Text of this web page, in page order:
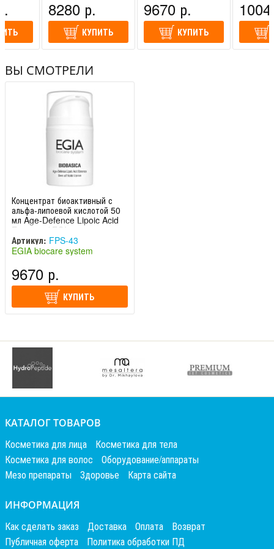
8280 р.
КУПИТЬ
9670 р.
КУПИТЬ
ВЫ СМОТРЕЛИ
Концентрат биоактивный с
альфа-липоевой кислотой 50
мл Age-Defence Lipoic Acid
Essence / EGI
Артикул: FPS-43
EGIA biocare system
9670 р.
КУПИТЬ
КАТАЛОГ ТОВАРОВ
Косметика для лица
Косметика для тела
Косметика для волос
Оборудование/аппараты
Мезо препараты
Здоровье Карта сайта
ИНФОРМАЦИЯ
Как сделать заказ Доставка Оплата
Возврат
Публичная оферта
Политика обработки ПД